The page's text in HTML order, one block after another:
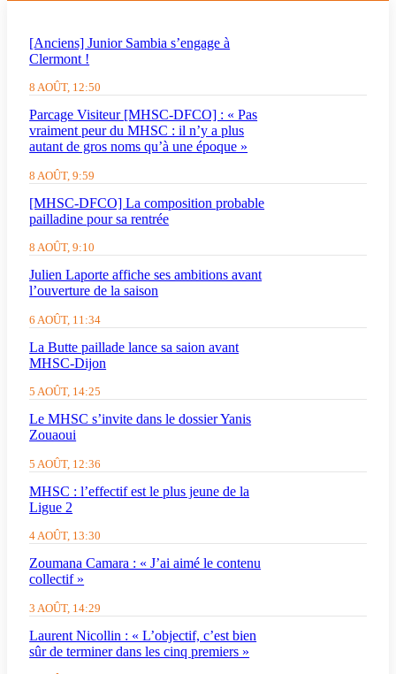
[Anciens] Junior Sambia s’engage à
Clermont !
8 AOÛT, 12:50
Parcage Visiteur [MHSC-DFCO] : « Pas
vraiment peur du MHSC : il n’y a plus
autant de gros noms qu’à une époque »
8 AOÛT, 9:59
[MHSC-DFCO] La composition probable
pailladine pour sa rentrée
8 AOÛT, 9:10
Julien Laporte affiche ses ambitions avant
l’ouverture de la saison
6 AOÛT, 11:34
La Butte paillade lance sa saion avant
MHSC-Dijon
5 AOÛT, 14:25
Le MHSC s’invite dans le dossier Yanis
Zouaoui
5 AOÛT, 12:36
MHSC : l’effectif est le plus jeune de la
Ligue 2
4 AOÛT, 13:30
Zoumana Camara : « J’ai aimé le contenu
collectif »
3 AOÛT, 14:29
Laurent Nicollin : « L’objectif, c’est bien
sûr de terminer dans les cinq premiers »